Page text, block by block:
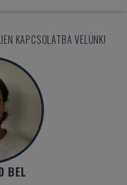
KAPCSOLATBA VELÜNK!
BEL